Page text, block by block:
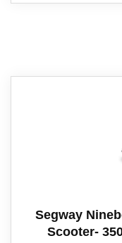
Segway
Scooter-